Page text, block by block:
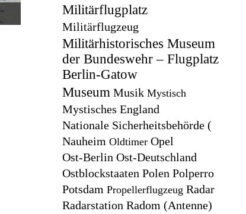
Militärflugplatz
Militärflugzeug
Militärhistorisches Museum
der Bundeswehr – Flugplatz
Berlin-Gatow
Museum Musik Mystisch
Mystisches England
Nationale Sicherheitsbehörde (
Nauheim Oldtimer Opel
Ost-Berlin Ost-Deutschland
Ostblockstaaten Polen Polperro
Potsdam Propellerflugzeug Radar
Radarstation Radom (Antenne)